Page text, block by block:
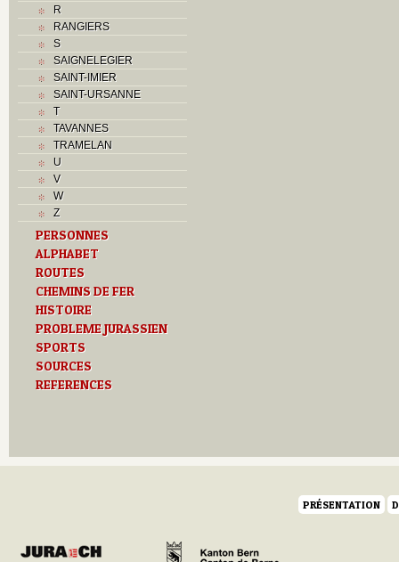
H
I
J
K
M
Monuments historiques
Paroisses
R
S
Sociétés locales
T
U
V
Z
R
RANGIERS
S
SAIGNELEGIER
SAINT-IMIER
SAINT-URSANNE
T
TAVANNES
TRAMELAN
U
V
W
Z
PERSONNES
ALPHABET
ROUTES
CHEMINS DE FER
HISTOIRE
PROBLEME JURASSIEN
SPORTS
SOURCES
REFERENCES
PRÉSENTATION